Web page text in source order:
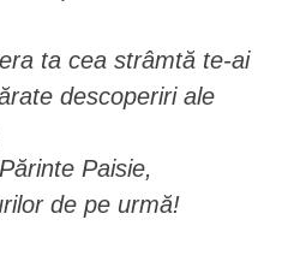
ta cea strâmtă te-ai
descoperiri ale
Paisie,
de pe urmă!